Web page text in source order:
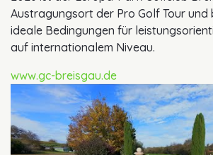
Austragungsort der Pro Golf Tour und
ideale Bedingungen für
auf internationalem Niveau.
www.gc-breisgau.de